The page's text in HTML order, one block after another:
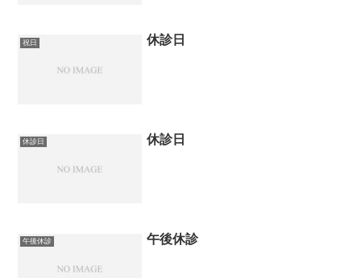
祝日 休診日
休診日 休診日
午後休診 午後休診